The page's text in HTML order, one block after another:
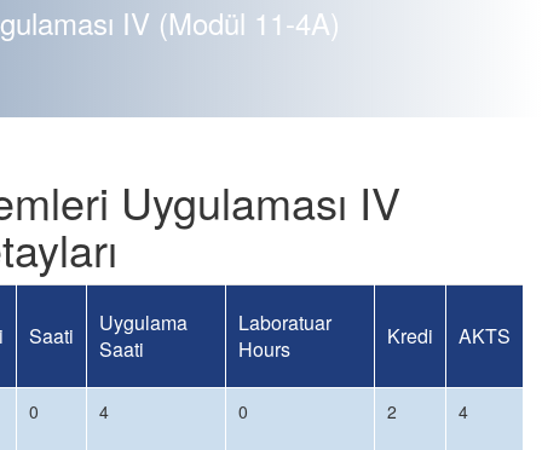
IV (Modül 11-4A)
Uygulaması IV
Saati
Uygulama
Saati
Laboratuar
Hours
Kredi AKTS
0 4 0 2 4